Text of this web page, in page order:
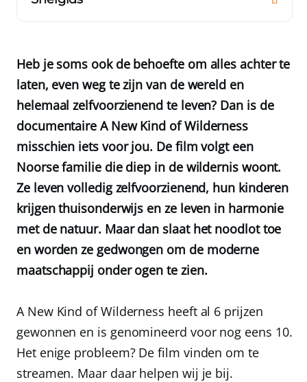
Heb je soms ook de behoefte om alles achter te
laten, even weg te zijn van de wereld en
helemaal zelfvoorzienend te leven? Dan is de
documentaire A New Kind of Wilderness
misschien iets voor jou. De film volgt een
Noorse familie die diep in de wildernis woont.
Ze leven volledig zelfvoorzienend, hun kinderen
krijgen thuisonderwijs en ze leven in harmonie
met de natuur. Maar dan slaat het noodlot toe
en worden ze gedwongen om de moderne
maatschappij onder ogen te zien.
A New Kind of Wilderness heeft al 6 prijzen
gewonnen en is genomineerd voor nog eens 10.
Het enige probleem? De film vinden om te
streamen. Maar daar helpen wij je bij.